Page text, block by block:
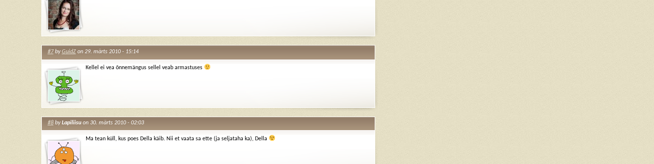
#7byGuidZon 29. märts 2010 - 15:14
Kellel ei vea õnnemängus sellel veab armastuses
#8byLapiliisuon 30. märts 2010 - 02:03
Ma tean küll, kus poes Della käib. Nii et vaata sa ette (ja seljataha ka), Della